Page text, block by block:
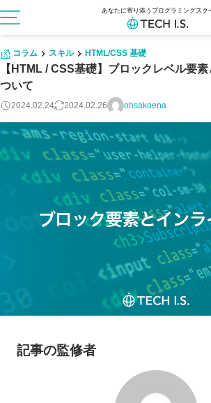
あなたに寄り添うプログラミングスク
コラム スキル HTML/CSS 基礎
【HTML / CSS基礎】ブロックレベル要
ついて
2024.02.24 2024.02.26 ohsakoena
記事の監修者